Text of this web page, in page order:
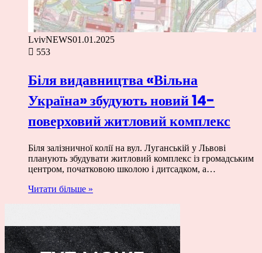
LvivNEWS01.01.2025
553
Біля видавництва «Вільна
Україна» збудують новий 14-
поверховий житловий комплекс
Біля залізничної колії на вул. Луганській у Львові
планують збудувати житловий комплекс із громадським
центром, початковою школою і дитсадком, а…
Читати більше »